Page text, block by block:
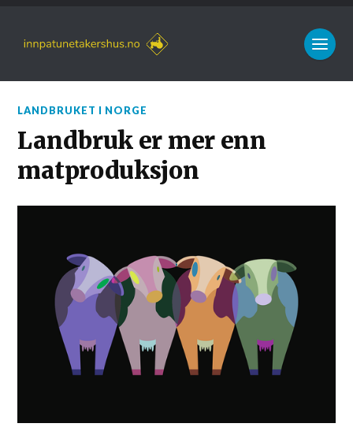
LANDBRUKET I NORGE
Landbruk er mer enn
matproduksjon